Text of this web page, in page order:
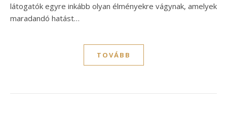
látogatók egyre inkább olyan élményekre vágynak, amelyek
maradandó hatást…
TOVÁBB